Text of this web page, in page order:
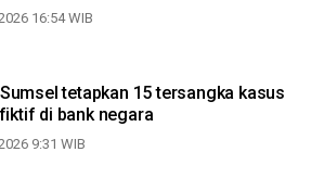
16:54 WIB
tetapkan 15 tersangka kasus
di bank negara
9:31 WIB